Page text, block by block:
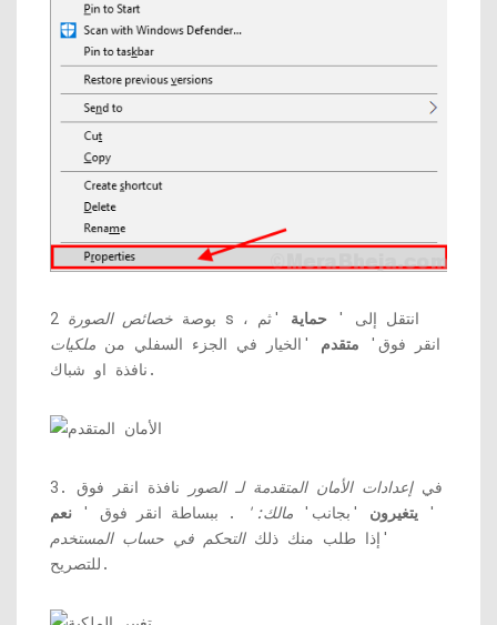
2 بوصة خصائص الصورة s ، انتقل إلى ' حماية 'ثم
انقر فوق' متقدم 'الخيار في الجزء السفلي من ملكيات
نافذة او شباك.
3. فيإعدادات الأمان المتقدمة لـ الصور
نافذة انقر فوق
' يتغيرون 'بجانب' مالك:' . ببساطة انقر فوق ' نعم
'إذا طلب منك ذلكالتحكم في حساب المستخدم
للتصريح.